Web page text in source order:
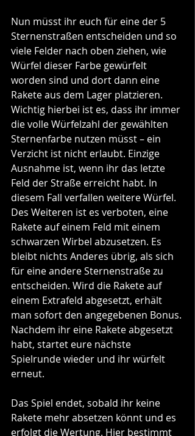
Nun müsst ihr euch für eine der 5
Sternenstraßen entscheiden und so
viele Felder nach oben ziehen, wie
Würfel dieser Farbe gewürfelt
worden sind und dort dann eine
Rakete aus dem Lager platzieren.
Wichtig hierbei ist es, dass ihr immer
die volle Würfelzahl der gewählten
Sternenfarbe nutzen müsst – ein
Verzicht ist nicht erlaubt. Einzige
Ausnahme ist, wenn ihr das letzte
Feld der Straße erreicht habt. In
diesem Fall verfallen weitere Würfel.
Des Weiteren ist es verboten, eine
Rakete auf einem Feld mit einem
schwarzen Wirbel abzusetzen. Es
bleibt nichts Anderes übrig, als sich
für eine andere Sternenstraße zu
entscheiden. Wird die Rakete auf
einem Extrafeld abgesetzt, erhält
man sofort den angegebenen Bonus.
Nachdem ihr eine Rakete abgesetzt
habt, startet eure nächste
Spielrunde wieder und ihr würfelt
erneut.
Das Spiel endet, sobald ihr keine
Rakete mehr absetzen könnt und es
erfolgt die Wertung. Hier bestimmt